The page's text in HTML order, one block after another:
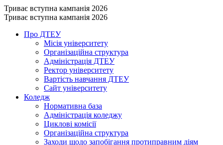
Триває вступна кампанія 2026
Триває вступна кампанія 2026
Про ДТЕУ
Місія університету
Організаційна структура
Адміністрація ДТЕУ
Ректор університету
Вартість навчання ДТЕУ
Сайт університету
Коледж
Нормативна база
Адміністрація коледжу
Циклові комісії
Організаційна структура
Заходи щодо запобігання протиправним діям